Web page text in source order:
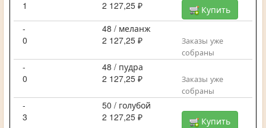
1 2 127,25 ₽
Купить
-
48 / меланж
0
2 127,25 ₽
Заказы уже
собраны
-
48 / пудра
0
2 127,25 ₽
Заказы уже
собраны
-
50 / голубой
3
2 127,25 ₽
Купить